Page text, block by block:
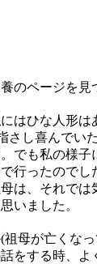
のページを
ひな人形
し喜んで
でも私の様
行ったので
は、それで
いました。
母が亡くな
をする時、